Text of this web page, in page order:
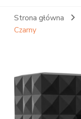
Strona główna
Czarny